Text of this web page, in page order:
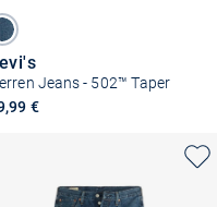
Jeans - 502™ Taper
€